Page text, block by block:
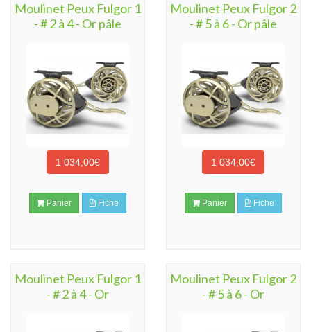
Moulinet Peux Fulgor 1
- # 2 à 4 - Or pâle
1 034,00€
Panier Fiche
Moulinet Peux Fulgor 2
- # 5 à 6 - Or pâle
1 034,00€
Panier Fiche
Moulinet Peux Fulgor 1
- # 2 à 4 - Or
Moulinet Peux Fulgor 2
- # 5 à 6 - Or